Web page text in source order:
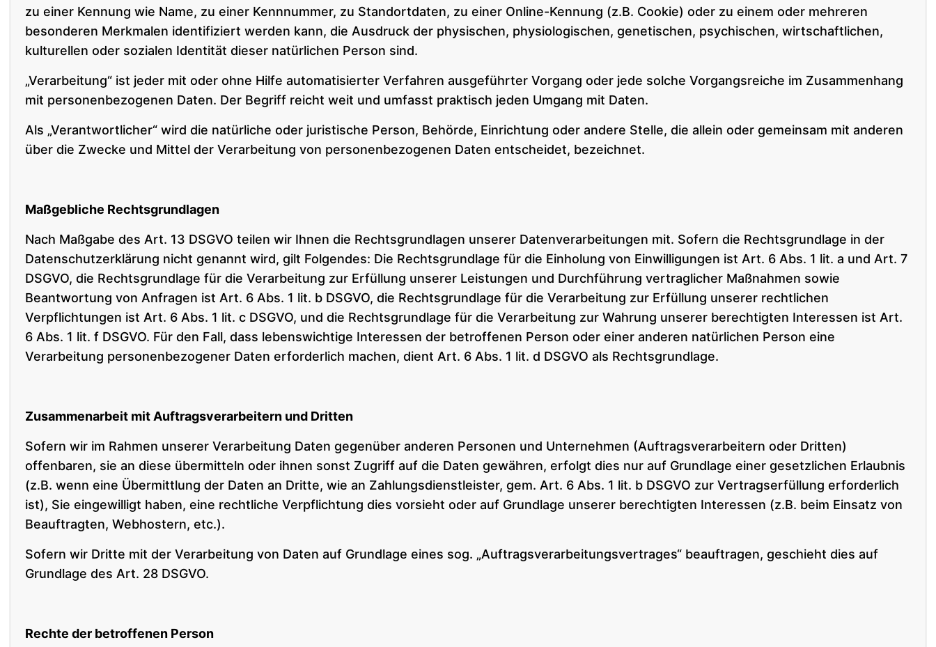
zu einer Kennung wie Name, zu einer Kennnummer, zu Standortdaten, zu einer Online-Kennung (z.B. Cookie) oder zu einem oder mehreren
besonderen Merkmalen identifiziert werden kann, die Ausdruck der physischen, physiologischen, genetischen, psychischen, wirtschaftlichen,
kulturellen oder sozialen Identität dieser natürlichen Person sind.
„Verarbeitung“ ist jeder mit oder ohne Hilfe automatisierter Verfahren ausgeführter Vorgang oder jede solche Vorgangsreiche im Zusammenhang
mit personenbezogenen Daten. Der Begriff reicht weit und umfasst praktisch jeden Umgang mit Daten.
Als „Verantwortlicher“ wird die natürliche oder juristische Person, Behörde, Einrichtung oder andere Stelle, die allein oder gemeinsam mit anderen
über die Zwecke und Mittel der Verarbeitung von personenbezogenen Daten entscheidet, bezeichnet.
Maßgebliche Rechtsgrundlagen
Nach Maßgabe des Art. 13 DSGVO teilen wir Ihnen die Rechtsgrundlagen unserer Datenverarbeitungen mit. Sofern die Rechtsgrundlage in der
Datenschutzerklärung nicht genannt wird, gilt Folgendes: Die Rechtsgrundlage für die Einholung von Einwilligungen ist Art. 6 Abs. 1 lit. a und Art. 7
DSGVO, die Rechtsgrundlage für die Verarbeitung zur Erfüllung unserer Leistungen und Durchführung vertraglicher Maßnahmen sowie
Beantwortung von Anfragen ist Art. 6 Abs. 1 lit. b DSGVO, die Rechtsgrundlage für die Verarbeitung zur Erfüllung unserer rechtlichen
Verpflichtungen ist Art. 6 Abs. 1 lit. c DSGVO, und die Rechtsgrundlage für die Verarbeitung zur Wahrung unserer berechtigten Interessen ist Art.
6 Abs. 1 lit. f DSGVO. Für den Fall, dass lebenswichtige Interessen der betroffenen Person oder einer anderen natürlichen Person eine
Verarbeitung personenbezogener Daten erforderlich machen, dient Art. 6 Abs. 1 lit. d DSGVO als Rechtsgrundlage.
Zusammenarbeit mit Auftragsverarbeitern und Dritten
Sofern wir im Rahmen unserer Verarbeitung Daten gegenüber anderen Personen und Unternehmen (Auftragsverarbeitern oder Dritten)
offenbaren, sie an diese übermitteln oder ihnen sonst Zugriff auf die Daten gewähren, erfolgt dies nur auf Grundlage einer gesetzlichen Erlaubnis
(z.B. wenn eine Übermittlung der Daten an Dritte, wie an Zahlungsdienstleister, gem. Art. 6 Abs. 1 lit. b DSGVO zur Vertragserfüllung erforderlich
ist), Sie eingewilligt haben, eine rechtliche Verpflichtung dies vorsieht oder auf Grundlage unserer berechtigten Interessen (z.B. beim Einsatz von
Beauftragten, Webhostern, etc.).
Sofern wir Dritte mit der Verarbeitung von Daten auf Grundlage eines sog. „Auftragsverarbeitungsvertrages“ beauftragen, geschieht dies auf
Grundlage des Art. 28 DSGVO.
Rechte der betroffenen Person